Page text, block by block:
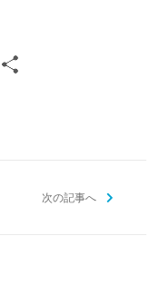
E
次の記事へ